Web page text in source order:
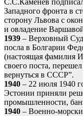
Западного фронта в
сторону Львова с
и овладение
1939 – Верховный
посла в Болгарии
(настоящая фамилия
своего поста,
вернуться в СССР”.
1940 – 22 июля 1940
Эстонии приняли
промышленности,
1940 – Военно-